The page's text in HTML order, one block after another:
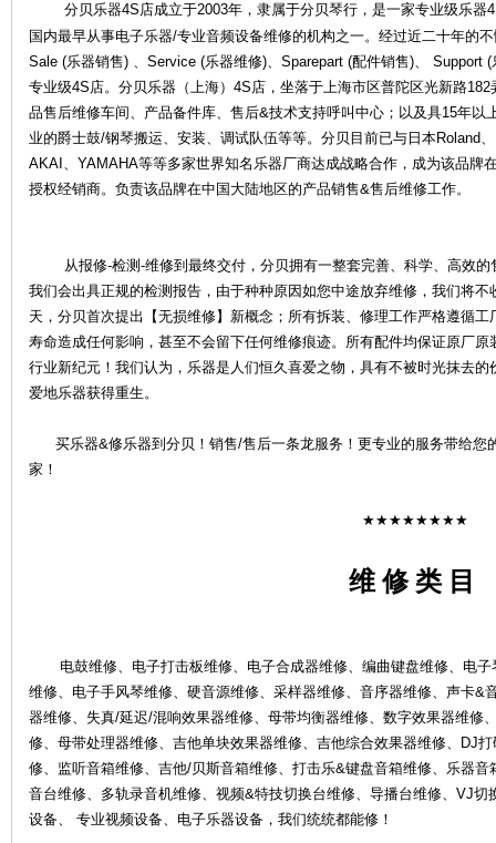
分贝乐器4S店成立于2003年，隶属于分贝琴行，是一家专业级乐器
国内最早从事电子乐器/专业音频设备维修的机构之一。经过近二十年的
Sale (乐器销售) 、Service (乐器维修)、Sparepart (配件销售)、 Support
专业级4S店。分贝乐器（上海）4S店，坐落于上海市区普陀区光新路
品售后维修车间、产品备件库、售后&技术支持呼叫中心；以及具15年以
业的爵士鼓/钢琴搬运、安装、调试队伍等等。分贝目前已与日本Roland
AKAI、YAMAHA等等多家世界知名乐器厂商达成战略合作，成为该品牌
授权经销商。负责该品牌在中国大陆地区的产品销售&售后维修工作。
从报修-检测-维修到最终交付，分贝拥有一整套完善、科学、高效的
我们会出具正规的检测报告，由于种种原因如您中途放弃维修，我们将
天，分贝首次提出【无损维修】新概念；所有拆装、修理工作严格遵循
寿命造成任何影响，甚至不会留下任何维修痕迹。所有配件均保证原厂
行业新纪元！我们认为，乐器是人们恒久喜爱之物，具有不被时光抹去
爱地乐器获得重生。
买乐器&修乐器到分贝！销售/售后一条龙服务！更专业的服务带给您
家！
★★★★★★★★
维 修 类 目
电鼓维修、电子打击板维修、电子合成器维修、编曲键盘维修、电子
维修、电子手风琴维修、硬音源维修、采样器维修、音序器维修、声卡&
器维修、失真/延迟/混响效果器维修、母带均衡器维修、数字效果器维修
修、母带处理器维修、吉他单块效果器维修、吉他综合效果器维修、DJ
修、监听音箱维修、吉他/贝斯音箱维修、打击乐&键盘音箱维修、乐器
音台维修、多轨录音机维修、视频&特技切换台维修、导播台维修、VJ
设备、 专业视频设备、电子乐器设备，我们统统都能修！